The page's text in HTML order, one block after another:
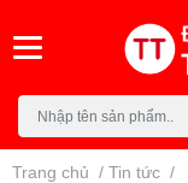
Trang chủ / Tin tức /